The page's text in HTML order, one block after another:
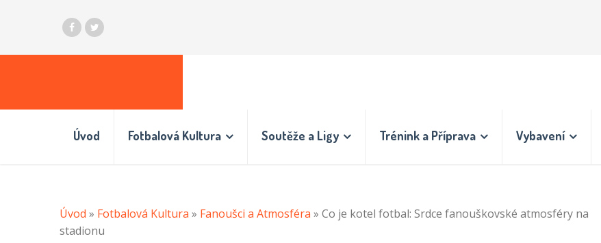
Úvod Fotbalová Kultura Soutěže a Ligy Trénink a Příprava Vybavení
Úvod » Fotbalová Kultura » Fanoušci a Atmosféra » Co je kotel fotbal: Srdce fanouškovské atmosféry na
stadionu